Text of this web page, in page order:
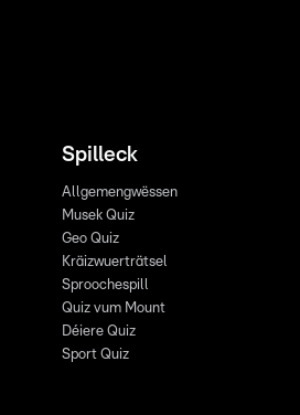
Spilleck
Allgemengwëssen
Musek Quiz
Geo Quiz
Kräizwuerträtsel
Sproochespill
Quiz vum Mount
Déiere Quiz
Sport Quiz